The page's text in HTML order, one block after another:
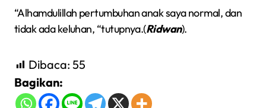
“Alhamdulillah pertumbuhan anak saya normal, dan
tidak ada keluhan, “tutupnya.(Ridwan).
Dibaca: 55
Bagikan: